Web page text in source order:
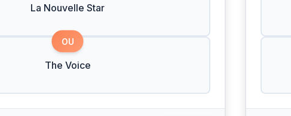
La Nouvelle Star
OU
The Voice